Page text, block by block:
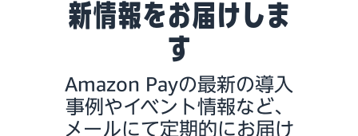
新情報をお届けしま
す
Amazon Payの最新の導入
事例やイベント情報など、
メールにて定期的にお届け